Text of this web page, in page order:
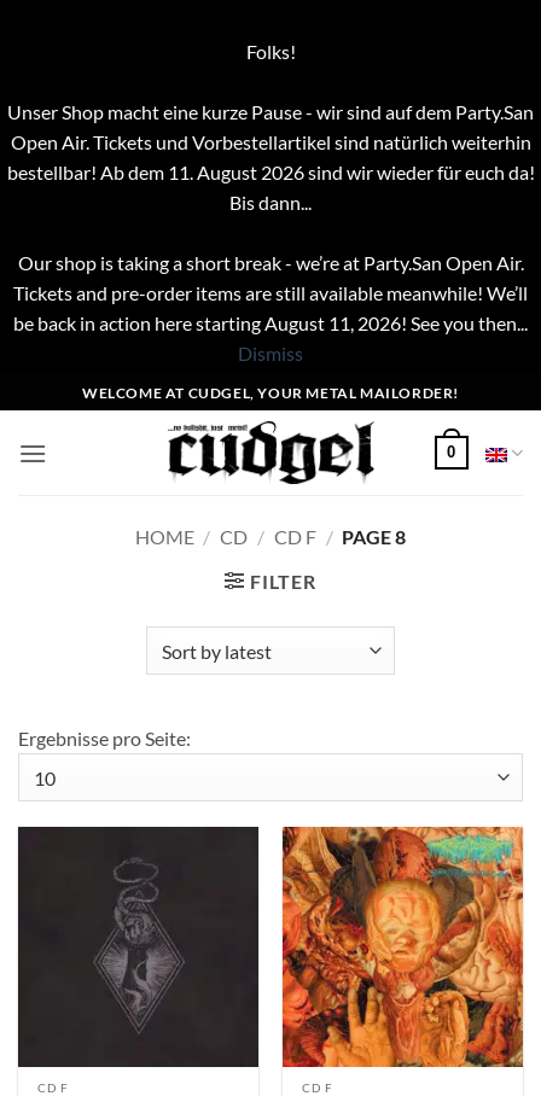
Folks!
Unser Shop macht eine kurze Pause - wir sind auf dem Party.San
Open Air. Tickets und Vorbestellartikel sind natürlich weiterhin
bestellbar! Ab dem 11. August 2026 sind wir wieder für euch da!
Bis dann...
Our shop is taking a short break - we’re at Party.San Open Air.
Tickets and pre-order items are still available meanwhile! We’ll
be back in action here starting August 11, 2026! See you then...
Dismiss
to
content
WELCOME AT CUDGEL, YOUR METAL MAILORDER!
0
HOME / CD / CD F / PAGE 8
FILTER
Ergebnisse pro Seite:
CD F CD F